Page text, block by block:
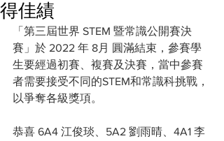
得佳績
「第三屆世界 STEM 暨常識公開賽決
賽」於 2022 年 8月 圓滿結束，參賽學
生要經過初賽、複賽及決賽，當中參賽
者需要接受不同的STEM和常識科挑戰，
以爭奪各級獎項。
恭喜 6A4 江俊琰、5A2 劉雨晴、4A1 李